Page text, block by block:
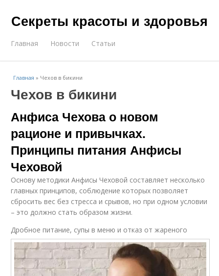
Секреты красоты и здоровья
Главная Новости Статьи
Главная » Чехов в бикини
Чехов в бикини
Анфиса Чехова о новом
рационе и привычках.
Принципы питания Анфисы
Чеховой
Основу методики Анфисы Чеховой составляет несколько
главных принципов, соблюдение которых позволяет
сбросить вес без стресса и срывов, но при одном условии
– это должно стать образом жизни.
Дробное питание, супы в меню и отказ от жареного